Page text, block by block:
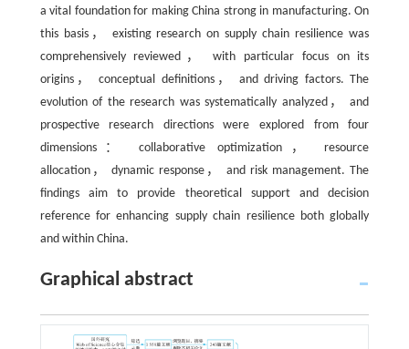
a vital foundation for making China strong in manufacturing. On
this basis， existing research on supply chain resilience was
comprehensively reviewed， with particular focus on its
origins， conceptual definitions， and driving factors. The
evolution of the research was systematically analyzed， and
prospective research directions were explored from four
dimensions： collaborative optimization， resource
allocation， dynamic response， and risk management. The
findings aim to provide theoretical support and decision
reference for enhancing supply chain resilience both globally
and within China.
Graphical abstract